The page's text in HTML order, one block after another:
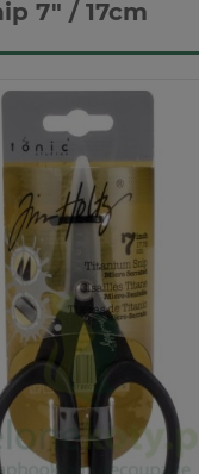
7" / 17cm